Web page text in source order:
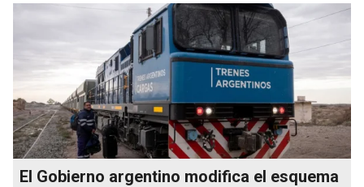
El Gobierno argentino modifica el esquema